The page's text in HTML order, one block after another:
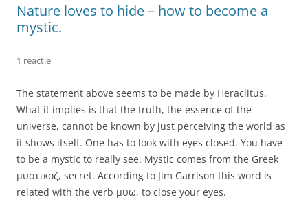
Nature loves to hide – how to become a
mystic.
1 reactie
The statement above seems to be made by Heraclitus.
What it implies is that the truth, the essence of the
universe, cannot be known by just perceiving the world as
it shows itself. One has to look with eyes closed. You have
to be a mystic to really see. Mystic comes from the Greek
μυστικοζ, secret. According to Jim Garrison this word is
related with the verb μυω, to close your eyes.